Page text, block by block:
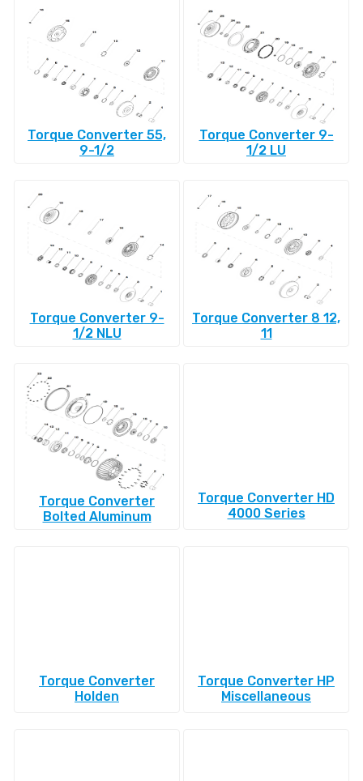
Torque Converter 55,
9-1/2
Torque Converter 9-
1/2 LU
Torque Converter 9-
1/2 NLU
Torque Converter 8 12,
11
Torque Converter
Bolted Aluminum
Torque Converter HD
4000 Series
Torque Converter
Holden
Torque Converter HP
Miscellaneous